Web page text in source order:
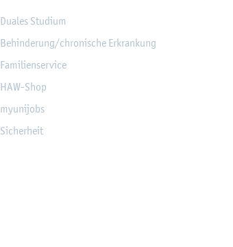
Dua­les Stu­di­um
Be­hin­de­rung/chro­ni­sche Er­kran­kung
Fa­mi­li­en­ser­vice
HAW-Shop
myu­ni­jobs
Si­cher­heit